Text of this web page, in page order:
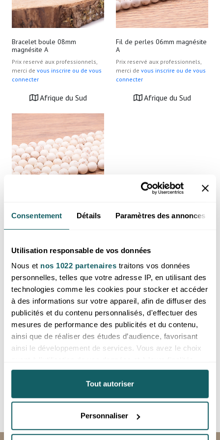
Consentement Détails Paramètres des annonces
Utilisation responsable de vos données
Nous et nos 1022 partenaires traitons vos données
personnelles, telles que votre adresse IP, en utilisant des
technologies comme les cookies pour stocker et accéder
à des informations sur votre appareil, afin de diffuser des
publicités et du contenu personnalisés, d'effectuer des
mesures de performance des publicités et du contenu,
ainsi que de réaliser des études d’audience, favorisant
ainsi le développement de services. Vous avez le choix
Vous pouvez modifier ou retirer votre consentement à
tout moment en consultant la Déclaration relative aux
cookies ou en cliquant sur l'icône de confidentialité.
Si vous le permettez, nous aimerions également :
Collecter des informations sur votre localisation
Tout autoriser
Personnaliser
Bracelet boule 08mm
magnésite A
Prix reservé aux professionnels,
merci de vous inscrire ou de vous
connecter
Afrique du Sud
Fil de perles 06mm magnésite
A
Prix reservé aux professionnels,
merci de vous inscrire ou de vous
connecter
Afrique du Sud
Fil de perles 08mm magnésite
A
merci devous inscrire ou de vous
Afrique du Sud
Nous proposons des magnésites naturelles, brutes ou
polies.
- Galets, pierres roulées, cabochons : pour soin ou
- Teintes claires voire blanches, texture douce.
- Idéale pour thérapeutes, boutiques et créateurs.
Nos magnésites sont choisies pour leur pureté, leur texture
agréable et leur efficacité apaisante.